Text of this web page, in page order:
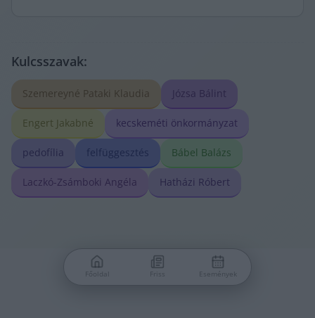
Kulcsszavak:
Szemereyné Pataki Klaudia Józsa Bálint
Engert Jakabné kecskeméti önkormányzat
pedofília felfüggesztés Bábel Balázs
Laczkó-Zsámboki Angéla Hatházi Róbert
Főoldal Friss Események